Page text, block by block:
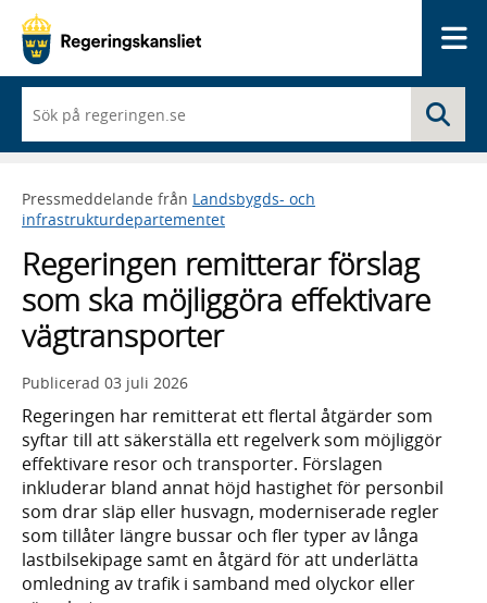
du
börjar
skriva
framträder
en
med
sökförslag
Pressmeddelande från Landsbygds- och
infrastrukturdepartementet
Regeringen remitterar förslag
som ska möjliggöra effektivare
vägtransporter
Publicerad 03 juli 2026
Regeringen har remitterat ett flertal åtgärder som
syftar till att säkerställa ett regelverk som möjliggör
effektivare resor och transporter. Förslagen
inkluderar bland annat höjd hastighet för personbil
som drar släp eller husvagn, moderniserade regler
som tillåter längre bussar och fler typer av långa
lastbilsekipage samt en åtgärd för att underlätta
omledning av trafik i samband med olyckor eller